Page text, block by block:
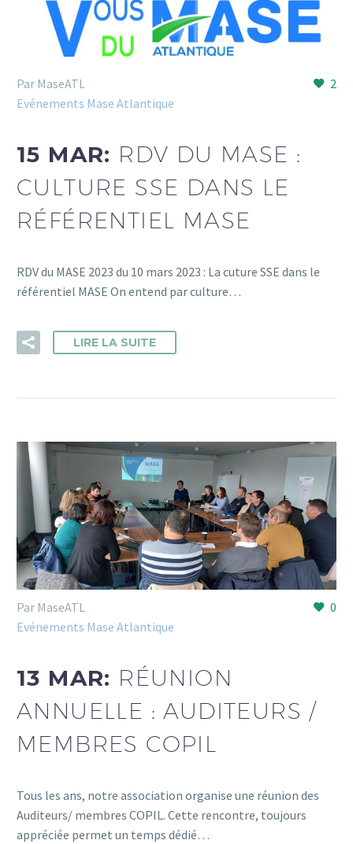
2
Par MaseATL
Evénements Mase Atlantique
15 MAR: RDV DU MASE :
CULTURE SSE DANS LE
RÉFÉRENTIEL MASE
RDV du MASE 2023 du 10 mars 2023 : La cuture SSE dans le
référentiel MASE On entend par culture…
LIRE LA SUITE
0
Par MaseATL
Evénements Mase Atlantique
13 MAR: RÉUNION
ANNUELLE : AUDITEURS /
MEMBRES COPIL
Tous les ans, notre association organise une réunion des
Auditeurs/ membres COPIL. Cette rencontre, toujours
appréciée permet un temps dédié…